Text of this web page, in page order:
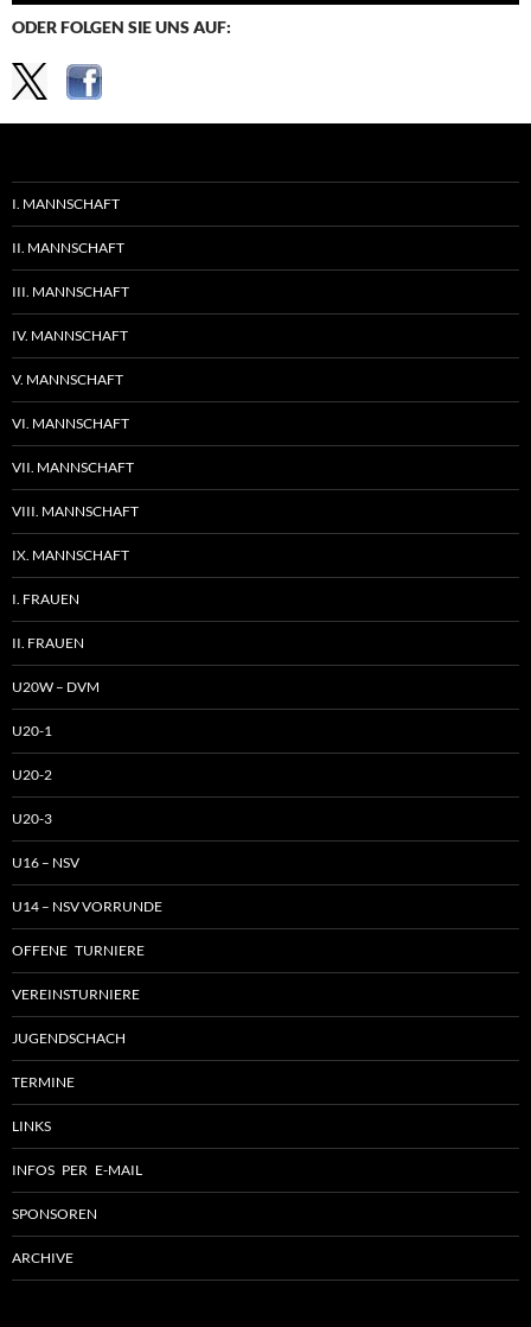
ODER FOLGEN SIE UNS AUF:
I. MANNSCHAFT
II. MANNSCHAFT
III. MANNSCHAFT
IV. MANNSCHAFT
V. MANNSCHAFT
VI. MANNSCHAFT
VII. MANNSCHAFT
VIII. MANNSCHAFT
IX. MANNSCHAFT
I. FRAUEN
II. FRAUEN
U20W – DVM
U20-1
U20-2
U20-3
U16 – NSV
U14 – NSV VORRUNDE
OFFENE TURNIERE
VEREINSTURNIERE
JUGENDSCHACH
TERMINE
LINKS
INFOS PER E-MAIL
SPONSOREN
ARCHIVE